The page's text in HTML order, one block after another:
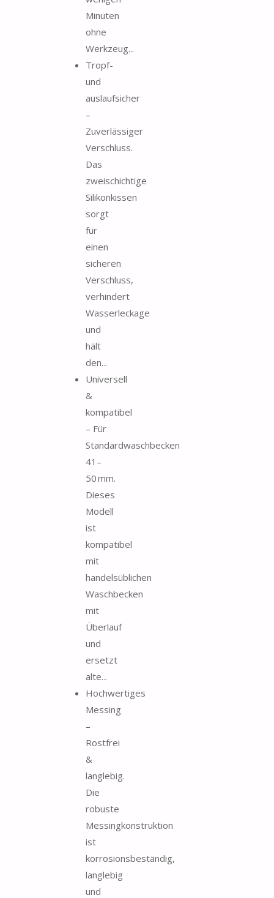
Minuten
ohne
Werkzeug...
Tropf-
und
auslaufsicher
–
Zuverlässiger
Verschluss.
Das
zweischichtige
Silikonkissen
sorgt
für
einen
sicheren
Verschluss,
verhindert
Wasserleckage
und
hält
den...
Universell
&
kompatibel
– Für
Standardwaschbecken
41–
50 mm.
Dieses
Modell
ist
kompatibel
mit
handelsüblichen
Waschbecken
mit
Überlauf
und
ersetzt
alte...
Hochwertiges
Messing
–
Rostfrei
&
langlebig.
Die
robuste
Messingkonstruktion
ist
korrosionsbeständig,
langlebig
und